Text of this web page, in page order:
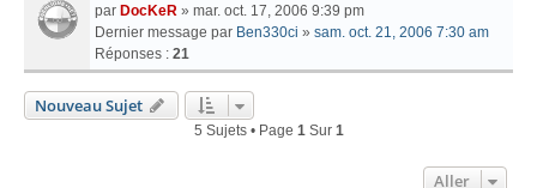
par DocKeR » mar. oct. 17, 2006 9:39 pm
Dernier message par Ben330ci » sam. oct. 21, 2006 7:30 am
Réponses : 21
Nouveau Sujet
5 Sujets • Page 1Sur 1
Aller